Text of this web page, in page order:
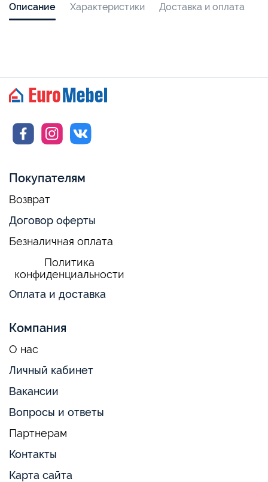
Описание Характеристики Доставка и оплата
Покупателям
Возврат
Договор оферты
Безналичная оплата
Политика
конфиденциальности
Оплата и доставка
Компания
О нас
Личный кабинет
Вакансии
Вопросы и ответы
Партнерам
Контакты
Карта сайта